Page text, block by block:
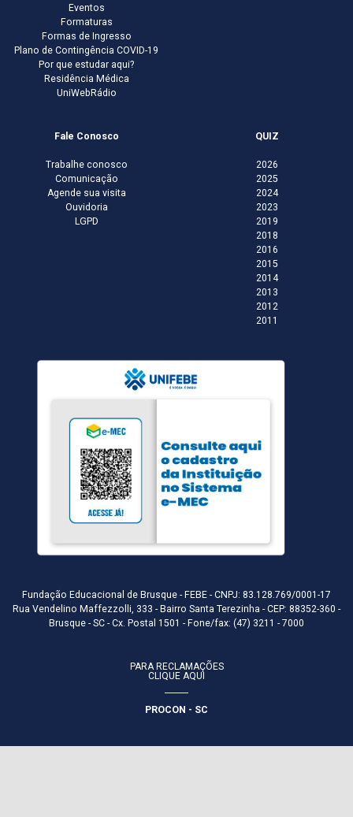
Eventos
Formaturas
Formas de Ingresso
Plano de Contingência COVID-19
Por que estudar aqui?
Residência Médica
UniWebRádio
Fale Conosco
Trabalhe conosco
Comunicação
Agende sua visita
Ouvidoria
LGPD
QUIZ
2026
2025
2024
2023
2019
2018
2016
2015
2014
2013
2012
2011
Fundação Educacional de Brusque - FEBE - CNPJ: 83.128.769/0001-17
Rua Vendelino Maffezzolli, 333 - Bairro Santa Terezinha - CEP: 88352-360 -
Brusque - SC - Cx. Postal 1501 - Fone/fax: (47) 3211 - 7000
PARA RECLAMAÇÕES
CLIQUE AQUI
PROCON - SC